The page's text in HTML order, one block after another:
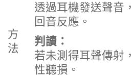
方
法
透過耳機發送聲音
回音反應。
判讀：
若未測得耳聲傳射
性聽損。